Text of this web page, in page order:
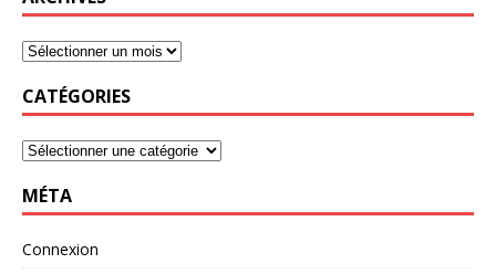
CATÉGORIES
MÉTA
Connexion